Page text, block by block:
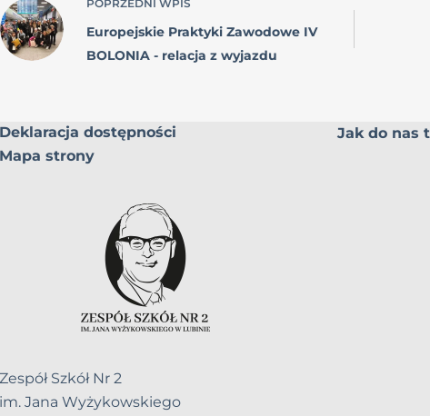
POPRZEDNI WPIS
Europejskie Praktyki Zawodowe IV
BOLONIA - relacja z wyjazdu
Deklaracja dostępności
Mapa strony
Zespół Szkół Nr 2
im. Jana Wyżykowskiego
Jak do nas